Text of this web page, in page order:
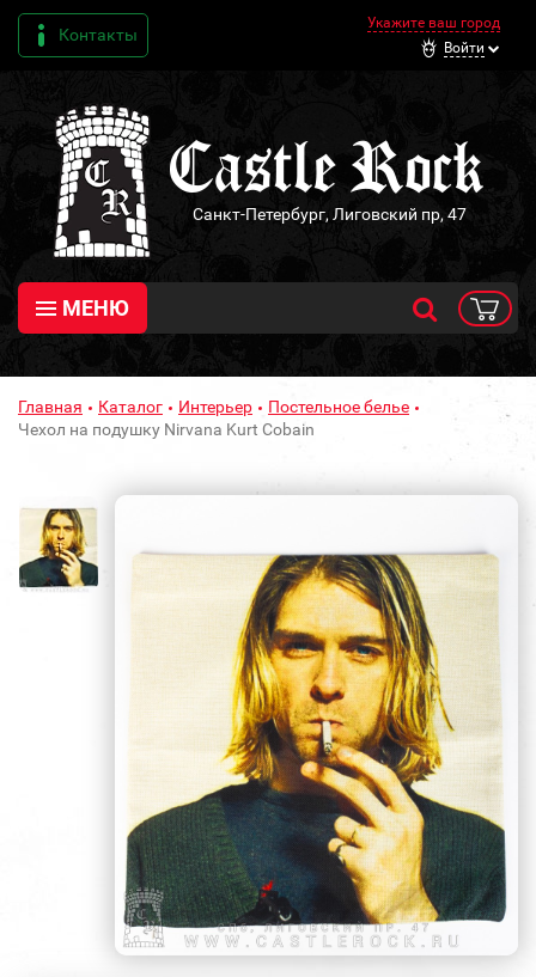
Контакты
Укажите ваш город
Войти
Санкт-Петербург, Лиговский пр, 47
МЕНЮ
Главная Каталог Интерьер
Постельное белье
Чехол на подушку Nirvana Kurt Cobain